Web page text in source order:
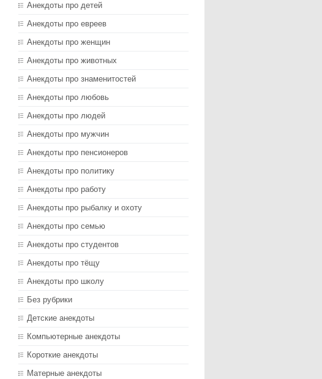
Анекдоты про детей
Анекдоты про евреев
Анекдоты про женщин
Анекдоты про животных
Анекдоты про знаменитостей
Анекдоты про любовь
Анекдоты про людей
Анекдоты про мужчин
Анекдоты про пенсионеров
Анекдоты про политику
Анекдоты про работу
Анекдоты про рыбалку и охоту
Анекдоты про семью
Анекдоты про студентов
Анекдоты про тёщу
Анекдоты про школу
Без рубрики
Детские анекдоты
Компьютерные анекдоты
Короткие анекдоты
Матерные анекдоты